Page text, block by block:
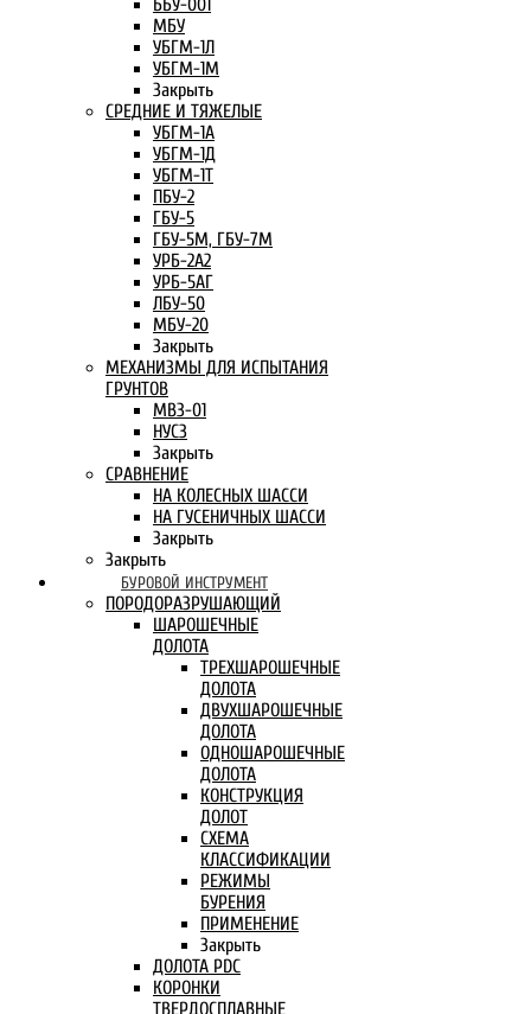
ББУ-001
МБУ
УБГМ-1Л
УБГМ-1М
Закрыть
СРЕДНИЕ И ТЯЖЕЛЫЕ
УБГМ-1А
УБГМ-1Д
УБГМ-1Т
ПБУ-2
ГБУ-5
ГБУ-5М, ГБУ-7М
УРБ-2А2
УРБ-5АГ
ЛБУ-50
МБУ-20
Закрыть
МЕХАНИЗМЫ ДЛЯ ИСПЫТАНИЯ
ГРУНТОВ
МВЗ-01
НУСЗ
Закрыть
СРАВНЕНИЕ
НА КОЛЕСНЫХ ШАССИ
НА ГУСЕНИЧНЫХ ШАССИ
Закрыть
Закрыть
БУРОВОЙ ИНСТРУМЕНТ
ПОРОДОРАЗРУШАЮЩИЙ
ШАРОШЕЧНЫЕ
ДОЛОТА
ТРЕХШАРОШЕЧНЫЕ
ДОЛОТА
ДВУХШАРОШЕЧНЫЕ
ДОЛОТА
ОДНОШАРОШЕЧНЫЕ
ДОЛОТА
КОНСТРУКЦИЯ
ДОЛОТ
СХЕМА
КЛАССИФИКАЦИИ
РЕЖИМЫ
БУРЕНИЯ
ПРИМЕНЕНИЕ
Закрыть
ДОЛОТА PDC
КОРОНКИ
ТВЕРДОСПЛАВНЫЕ